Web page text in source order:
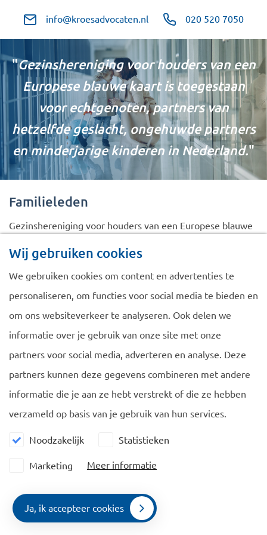
info@kroesadvocaten.nl 020 520 7050
Menu
"Gezinshereniging voor houders van een
Europese blauwe kaart is toegestaan
voor echtgenoten, partners van
hetzelfde geslacht, ongehuwde partners
en minderjarige kinderen in Nederland."
Familieleden
Gezinshereniging voor houders van een Europese blauwe
kaart is toegestaan ​​voor:
echtgenoten
partners van hetzelfde geslacht
ongehuwde partners
minderjarige kinderen
Aan gezinsleden wordt een verblijfsvergunning afgegeven
met dezelfde geldigheidsduur als de vergunning van de
Gezinsleden van de houder van de Europese blauwe kaart
Wij gebruiken cookies
We gebruiken cookies om content en advertenties te
personaliseren, om functies voor social media te bieden en
om ons websiteverkeer te analyseren. Ook delen we
informatie over je gebruik van onze site met onze
partners voor social media, adverteren en analyse. Deze
partners kunnen deze gegevens combineren met andere
informatie die je aan ze hebt verstrekt of die ze hebben
verzameld op basis van je gebruik van hun services.
Noodzakelijk Statistieken
Marketing Meer informatie
Ja, ik accepteer cookies